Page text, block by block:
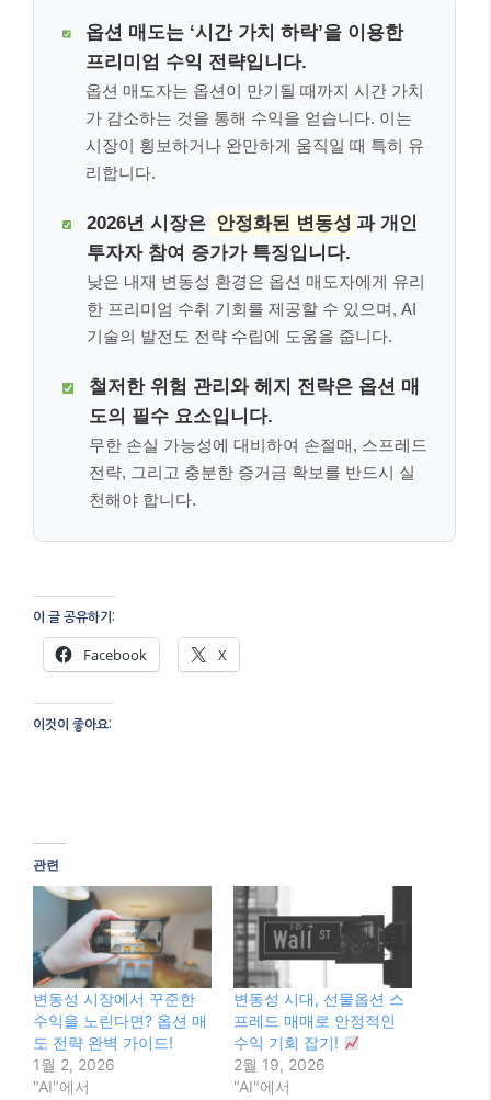
옵션 매도는 ‘시간 가치 하락’을 이용한
프리미엄 수익 전략입니다.
옵션 매도자는 옵션이 만기될 때까지 시간 가치
가 감소하는 것을 통해 수익을 얻습니다. 이는
시장이 횡보하거나 완만하게 움직일 때 특히 유
리합니다.
2026년 시장은 안정화된 변동성 과 개인
투자자 참여 증가가 특징입니다.
낮은 내재 변동성 환경은 옵션 매도자에게 유리
한 프리미엄 수취 기회를 제공할 수 있으며, AI
기술의 발전도 전략 수립에 도움을 줍니다.
철저한 위험 관리와 헤지 전략은 옵션 매
도의 필수 요소입니다.
무한 손실 가능성에 대비하여 손절매, 스프레드
전략, 그리고 충분한 증거금 확보를 반드시 실
천해야 합니다.
이 글 공유하기:
Facebook X
이것이 좋아요:
관련
변동성 시장에서 꾸준한
수익을 노린다면? 옵션 매
도 전략 완벽 가이드!
1월 2, 2026
"AI"에서
변동성 시대, 선물옵션 스
프레드 매매로 안정적인
수익 기회 잡기!
2월 19, 2026
"AI"에서